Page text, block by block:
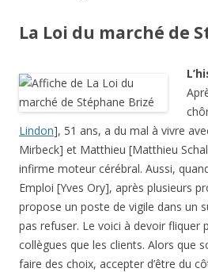
La Loi du marché de
Lindon], 51 ans, a du mal à vivre
Mirbeck] et Matthieu [Matthieu
infirme moteur cérébral. Aussi,
Emploi [Yves Ory], après plusieurs
propose un poste de vigile dans un
pas refuser. Le voici à devoir fliquer
collègues que les clients. Alors que
faire des choix, accepter d’être du